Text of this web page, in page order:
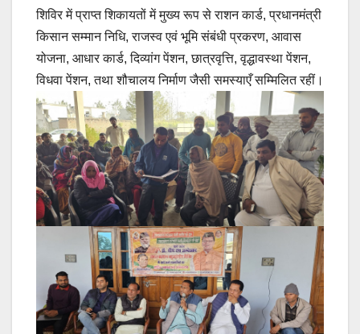
शिविर में प्राप्त शिकायतों में मुख्य रूप से राशन कार्ड, प्रधानमंत्री
किसान सम्मान निधि, राजस्व एवं भूमि संबंधी प्रकरण, आवास
योजना, आधार कार्ड, दिव्यांग पेंशन, छात्रवृत्ति, वृद्धावस्था पेंशन,
विधवा पेंशन, तथा शौचालय निर्माण जैसी समस्याएँ सम्मिलित रहीं।